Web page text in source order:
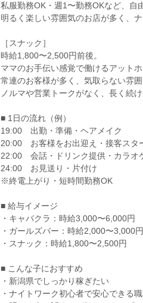
私服勤務OK・週1〜勤務OKなど、自
明るく楽しい雰囲気のお店が多く、
［スナック］
時給1,800〜2,500円前後。
ママのお手伝い感覚で働けるアットホ
常連のお客様が多く、気取らない雰
ノルマや営業トークがなく、長く続
■ 1日の流れ（例）
19:00 出勤・準備・ヘアメイク
20:00 お客様をお出迎え・接客スタ
22:00 会話・ドリンク提供・カラオ
24:00 お見送り・片付け
※終電上がり・短時間勤務OK
■ 給与イメージ
・キャバクラ：時給3,000〜6,000円
・ガールズバー：時給2,000〜3,000円
・スナック：時給1,800〜2,500円
■ こんな子におすすめ
・新潟県でしっかり稼ぎたい
・ナイトワーク初心者で安心できる